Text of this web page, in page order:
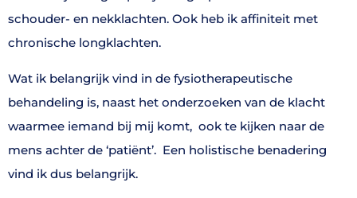
schouder- en nekklachten. Ook heb ik affiniteit met
chronische longklachten.
Wat ik belangrijk vind in de fysiotherapeutische
behandeling is, naast het onderzoeken van de klacht
waarmee iemand bij mij komt, ook te kijken naar de
mens achter de ‘patiënt’. Een holistische benadering
vind ik dus belangrijk.